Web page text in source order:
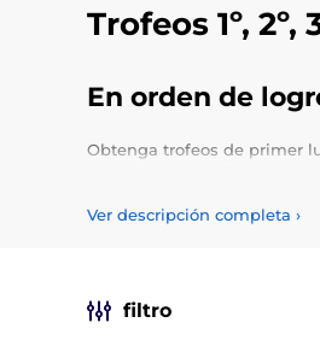
Trofeos 1º, 2º,
En orden de
Obtenga trofeos de primer
Ver descripción completa ›
filtro